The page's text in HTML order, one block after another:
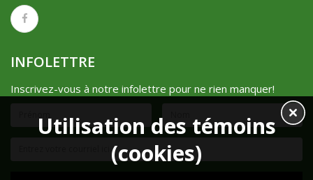
INFOLETTRE
Inscrivez-vous à notre infolettre pour ne rien manquer!
Utilisation des témoins
(cookies)